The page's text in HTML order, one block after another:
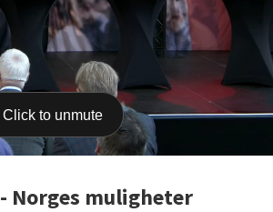
Norges muligheter